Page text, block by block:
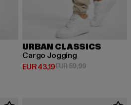
EUR 59,99
URBAN CLASSICS
Cargo Jogging
EUR 43,19
Huidige prijs: EUR 43,19
EUR 59,99Actieprijs: